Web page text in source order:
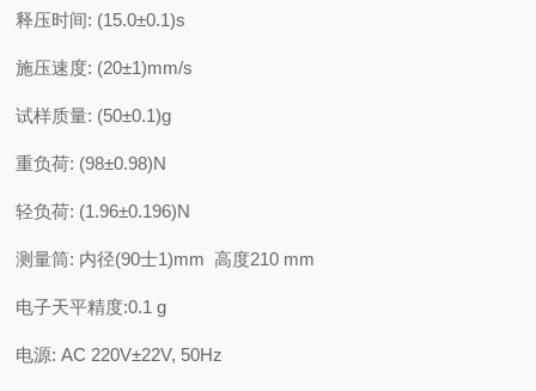
释压时间: (15.0±0.1)s
施压速度: (20±1)mm/s
试样质量: (50±0.1)g
重负荷: (98±0.98)N
轻负荷: (1.96±0.196)N
测量筒: 内径(90士1)mm高度210 mm
电子天平精度:0.1 g
电源: AC 220V±22V, 50Hz